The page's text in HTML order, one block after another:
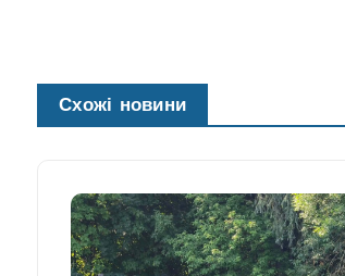
Схожі новини